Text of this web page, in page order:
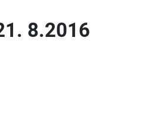
8.2016